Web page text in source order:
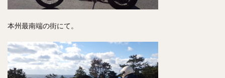
本州最南端の街にて。